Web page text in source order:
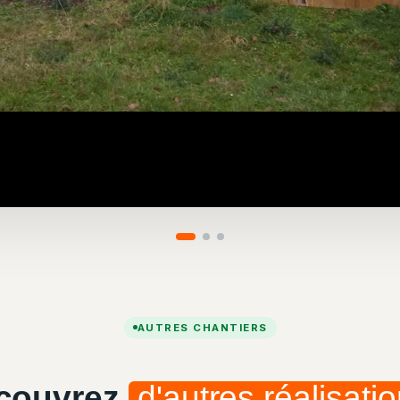
AUTRES CHANTIERS